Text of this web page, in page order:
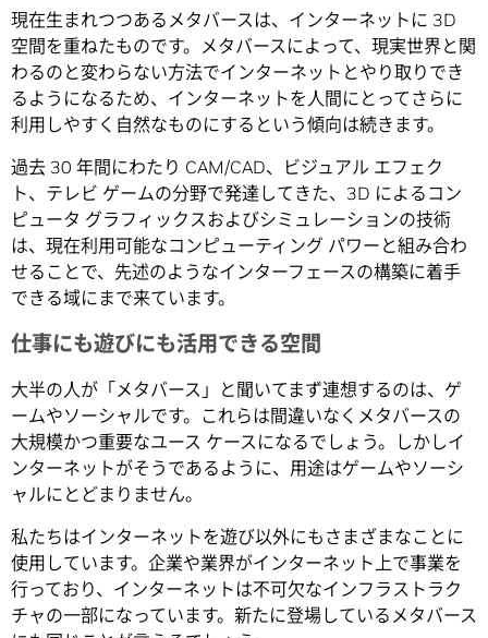
現在生まれつつあるメタバースは、インターネットに 3D
空間を重ねたものです。メタバースによって、現実世界と関
わるのと変わらない方法でインターネットとやり取りでき
るようになるため、インターネットを人間にとってさらに
利用しやすく自然なものにするという傾向は続きます。
過去 30 年間にわたり CAM/CAD、ビジュアル エフェク
ト、テレビ ゲームの分野で発達してきた、3D によるコン
ピュータ グラフィックスおよびシミュレーションの技術
は、現在利用可能なコンピューティング パワーと組み合わ
せることで、先述のようなインターフェースの構築に着手
できる域にまで来ています。
仕事にも遊びにも活用できる空間
大半の人が「メタバース」と聞いてまず連想するのは、ゲ
ームやソーシャルです。これらは間違いなくメタバースの
大規模かつ重要なユース ケースになるでしょう。しかしイ
ンターネットがそうであるように、用途はゲームやソーシ
ャルにとどまりません。
私たちはインターネットを遊び以外にもさまざまなことに
使用しています。企業や業界がインターネット上で事業を
行っており、インターネットは不可欠なインフラストラク
チャの一部になっています。新たに登場しているメタバース